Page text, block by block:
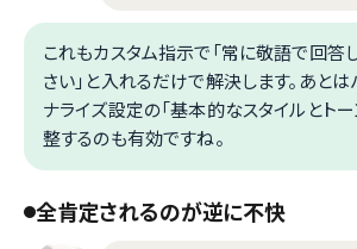
これもカスタム指示で「常に敬語で回答
さい」と入れるだけで解決します。あとは
ナライズ設定の「基本的なスタイルとトー
整するのも有効ですね。
全肯定されるのが逆に不快